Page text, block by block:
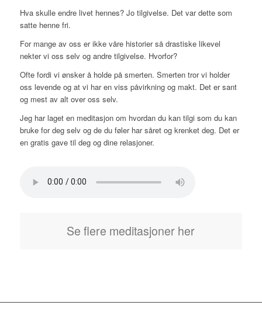
Hva skulle endre livet hennes? Jo tilgivelse. Det var dette som
satte henne fri.
For mange av oss er ikke våre historier så drastiske likevel
nekter vi oss selv og andre tilgivelse. Hvorfor?
Ofte fordi vi ønsker å holde på smerten. Smerten tror vi holder
oss levende og at vi har en viss påvirkning og makt. Det er sant
og mest av alt over oss selv.
Jeg har laget en meditasjon om hvordan du kan tilgi som du kan
bruke for deg selv og de du føler har såret og krenket deg. Det er
en gratis gave til deg og dine relasjoner.
Se flere meditasjoner her